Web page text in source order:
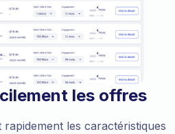
les offres
les caractéristiques